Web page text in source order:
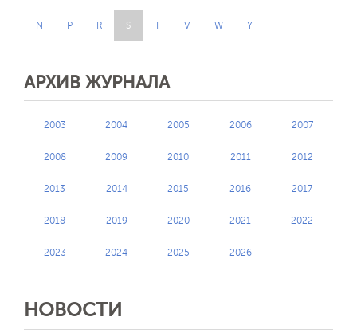
N P R S T V W Y
АРХИВ ЖУРНАЛА
2003 2004 2005 2006 2007
2008 2009 2010 2011 2012
2013 2014 2015 2016 2017
2018 2019 2020 2021 2022
2023 2024 2025 2026
НОВОСТИ